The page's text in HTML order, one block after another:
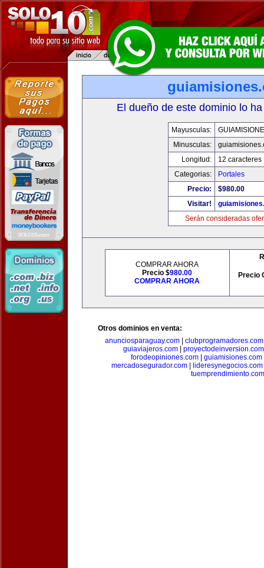
El dueño de este dominio lo
Mayusculas:
Minusculas:
Longitud:
12 caracteres
Categorias:
Portales
Precio:
$980.00
Visitar!
Serán consideradas
COMPRAR AHORA
Precio $980.00
COMPRAR AHORA
Precio
Otros dominios en venta:
anunciosparaguay.com
clubprogramadores.com
guiaviajeros.com| proyectodeinversion.com
forodeopiniones.com
guiamisiones.com
mercadosegurador.com
lideresynegocios.com
tuemprendimiento.com